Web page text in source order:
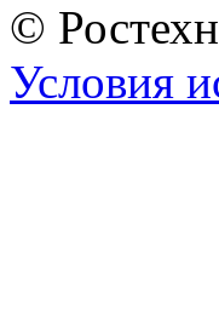
©
Условия